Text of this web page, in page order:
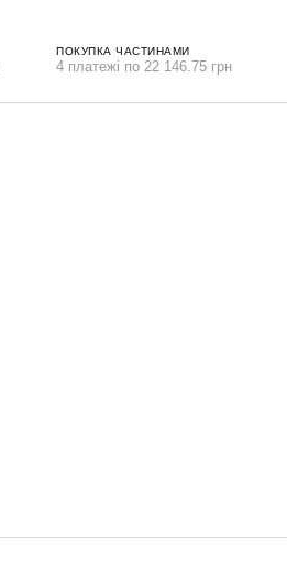
ПОКУПКА ЧАСТИНАМИ
4 платежі по 22 146.75 грн